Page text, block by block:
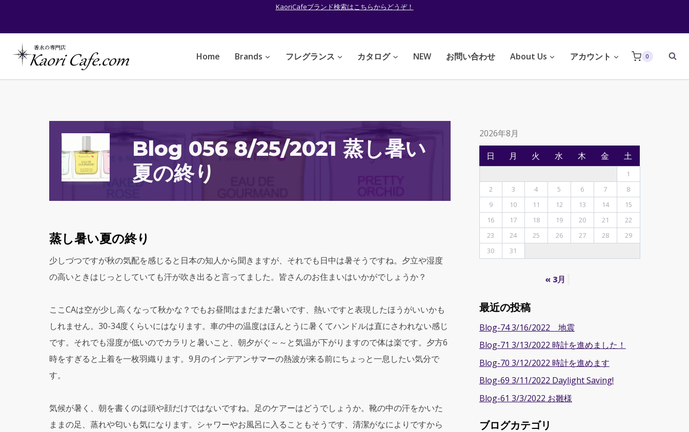
content
KaoriCafeブランド検索はこちらからどうぞ！
Home Brands フレグランス カタログ NEW お問い合わせ About Us アカウント 0
Blog 056 8/25/2021 蒸し暑い
夏の終り
蒸し暑い夏の終り
少しづつですが秋の気配を感じると日本の知人から聞きますが、それでも日中は暑そうですね。夕立や湿度
の高いときはじっとしていても汗が吹き出ると言ってました。皆さんのお住まいはいかがでしょうか？
ここCAは空が少し高くなって秋かな？でもお昼間はまだまだ暑いです、熱いですと表現したほうがいいかも
しれません。30-34度くらいにはなります。車の中の温度はほんとうに暑くてハンドルは直にさわれない感じ
です。それでも湿度が低いのでカラリと暑いこと、朝夕がぐ～～と気温が下がりますので体は楽です。夕方6
時をすぎると上着を一枚羽織ります。9月のインデアンサマーの熱波が来る前にちょっと一息したい気分で
す。
気候が暑く、朝を書くのは頭や顔だけではないですね。足のケアーはどうでしょうか。靴の中の汗をかいた
ままの足、蒸れや匂いも気になります。シャワーやお風呂に入ることもそうです、清潔がなによりですから
2026年8月
日
月 火 水 木 金 土
1
2
3 4 5 6 7
8
9
10 11 12 13 14
15
16
17 18 19 20 21
22
23
24 25 26 27 28
29
30
31
« 3月
最近の投稿
Blog-74 3/16/2022 地震
Blog-71 3/13/2022 時計を進めました！
Blog-70 3/12/2022 時計を進めます
Blog-69 3/11/2022 Daylight Saving!
Blog-61 3/3/2022 お雛様
ブログカテゴリ